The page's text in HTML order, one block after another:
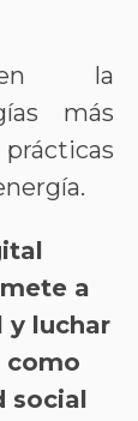
en la
más
a
y luchar
como
social